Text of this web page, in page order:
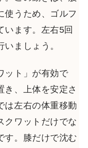
使うため、ゴルフ
います。左右5回
ましょう。
ット」が有効で
き、上体を安定さ
は左右の体重移動
クワットだけでな
す。膝だけで沈む